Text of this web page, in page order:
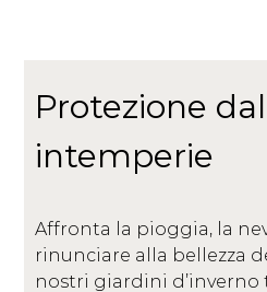
Protezione
intemperie
Affronta la pioggia, la
rinunciare alla bellezza
nostri giardini